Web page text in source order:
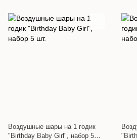
Воздушные шары на 1 годик
"Birthday Baby Girl", набор 5